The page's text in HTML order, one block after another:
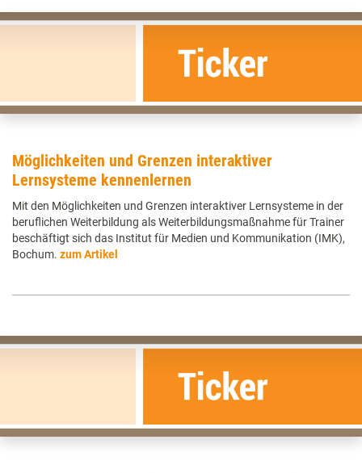
Möglichkeiten und Grenzen interaktiver
Lernsysteme kennenlernen
Mit den Möglichkeiten und Grenzen interaktiver Lernsysteme in der
beruflichen Weiterbildung als Weiterbildungsmaßnahme für Trainer
beschäftigt sich das Institut für Medien und Kommunikation (IMK),
Bochum. zum Artikel